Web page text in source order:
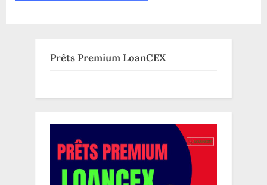
Prêts Premium LoanCEX